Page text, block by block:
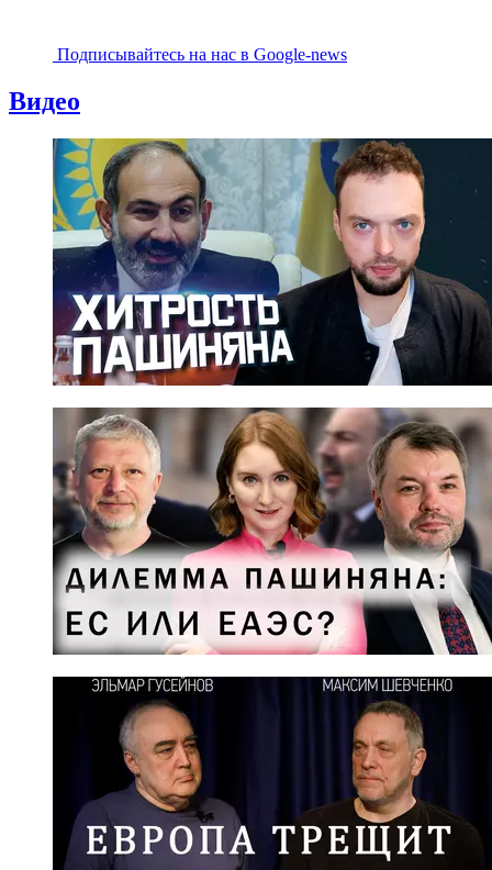
Подписывайтесь на наc в Google-news
Видео